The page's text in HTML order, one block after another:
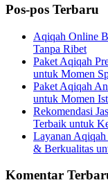
Pos-pos Terbaru
Aqiqah Online
Tanpa Ribet
Paket Aqiqah
untuk Momen
Paket Aqiqah
untuk Momen
Rekomendasi
Terbaik untuk
Layanan Aqiqah
& Berkualitas
Komentar